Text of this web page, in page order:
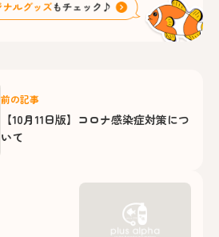
前の記事
【10月11日版】コロナ感染症対策につ
いて